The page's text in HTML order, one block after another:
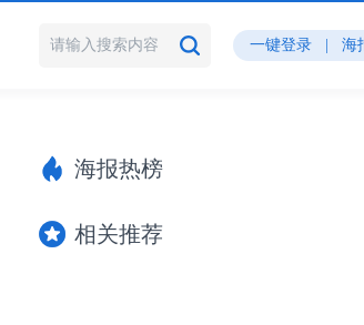
一键登录 海
海报热榜
相关推荐